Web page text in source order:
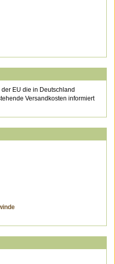
EU die in Deutschland
Versandkosten informiert